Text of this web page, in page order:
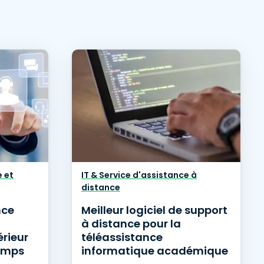
et
IT & Service d'assistance à
distance
Meilleur logiciel de support
à distance pour la
téléassistance
informatique académique